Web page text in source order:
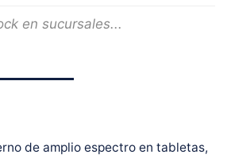
en sucursales...
de amplio espectro en tabletas,